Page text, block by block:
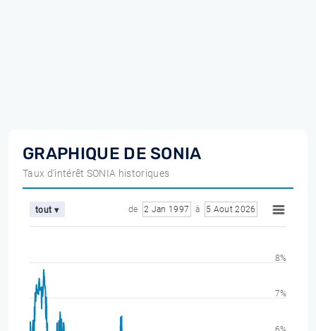
GRAPHIQUE DE SONIA
Taux d'intérêt SONIA historiques
tout ▾ de 2 Jan 1997 à 5 Aout 2026
7%
8%